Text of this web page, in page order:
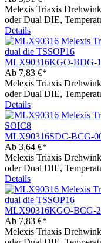
Melexis Triaxis
oder Dual DIE,
Details
MLX90316KGO-BDG-
Ab 7,83 €*
Melexis Triaxis
oder Dual DIE,
Details
MLX90316SDC-BCG-
Ab 3,64 €*
Melexis Triaxis
oder Dual DIE,
Details
MLX90316KGO-BCG-
Ab 7,83 €*
Melexis Triaxis